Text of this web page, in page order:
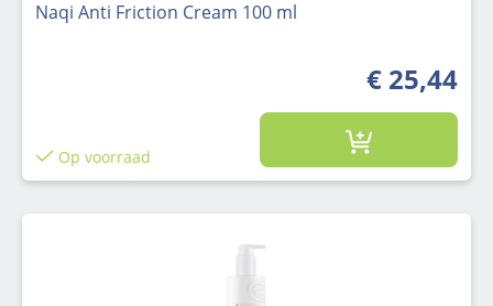
Naqi Anti Friction Cream 100 ml
€ 25,44
Op voorraad